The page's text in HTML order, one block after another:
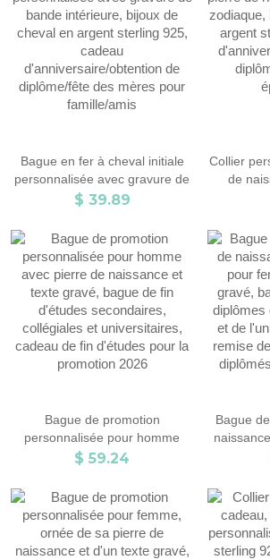
d'appréciation pour
amoureux/Meilleur
ami/Enseignant
Bague en fer à cheval initiale
personnalisée avec gravure de
bande intérieure, bijoux de
cadeau d'anniversaire/obtention
de diplôme/fête des mères pour
famille/amis
$ 39.89
Collier
de
Bague de promotion
personnalisée pour homme
avec pierre de naissance et
d'études secondaires,
collégiales et universitaires,
cadeau de fin d'études pour la
promotion 2026
$ 59.24
Bague
du
des
de